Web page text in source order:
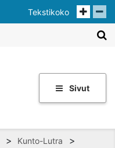
Tekstikoko
Sivut
> Kunto-Lutra >